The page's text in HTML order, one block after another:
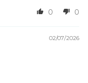
0 0
02/07/2026